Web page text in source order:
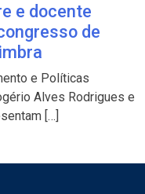
e docente
de
e Políticas
Alves Rodrigues e
[…]